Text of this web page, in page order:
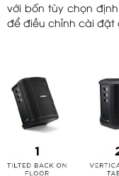
với bốn tùy chọn
để điều chỉnh cài đặt